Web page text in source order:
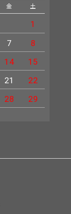
金 土
1
7
8
14
15
21
22
28
29